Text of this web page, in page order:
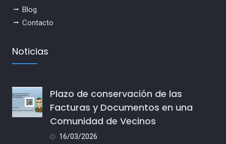
Blog
Contacto
Noticias
Plazo de conservación de las
Facturas y Documentos en una
Comunidad de Vecinos
16/03/2026